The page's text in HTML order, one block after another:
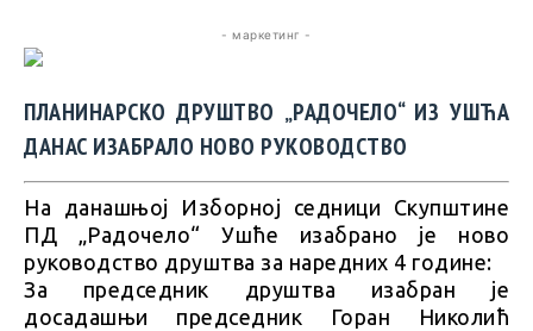
- маркетинг -
ПЛАНИНАРСКО ДРУШТВО „РАДОЧЕЛО“ ИЗ УШЋА
ДАНАС ИЗАБРАЛО НОВО РУКОВОДСТВО
На данашњој Изборној седници Скупштине
ПД „Радочело“ Ушће изабрано је ново
руководство друштва за наредних 4 године:
За председник друштва изабран је
досадашњи председник Горан Николић